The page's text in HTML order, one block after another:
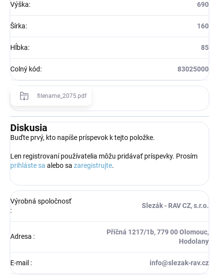
Výška: 690
Šírka: 160
Hĺbka: 85
Colný kód: 83025000
filename_2075.pdf
Diskusia
Buďte prvý, kto napíše príspevok k tejto položke.
Len registrovaní používatelia môžu pridávať príspevky. Prosím
prihláste sa alebo sa zaregistrujte.
Výrobná spoločnosť
:
Slezák - RAV CZ, s.r.o.
Adresa :
Příčná 1217/1b, 779 00 Olomouc,
Hodolany
E-mail : info@slezak-rav.cz